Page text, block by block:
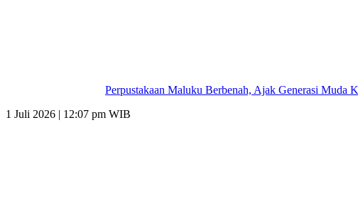
Perpustakaan Maluku Berbenah, Ajak Generasi Muda
1 Juli 2026 | 12:07 pm WIB